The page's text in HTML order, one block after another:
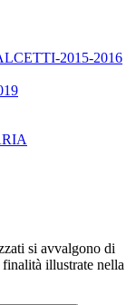
2015-2016
si avvalgono di
illustrate nella